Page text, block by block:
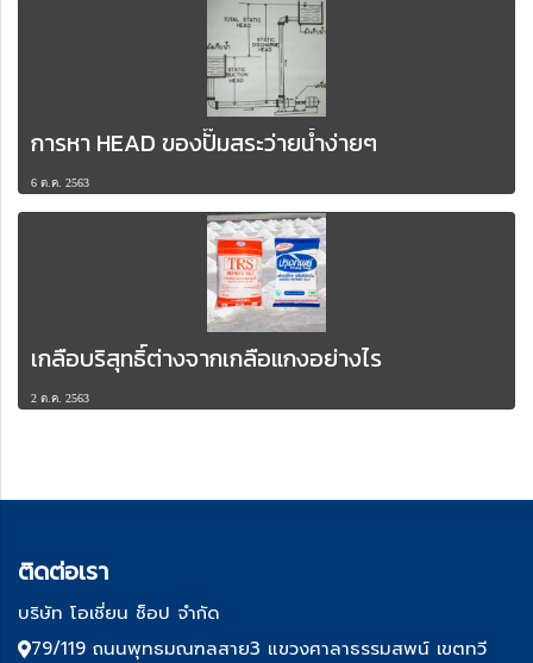
การหา HEAD ของปั๊มสระว่ายน้ำง่ายๆ
6 ต.ค. 2563
เกลือบริสุทธิ์ต่างจากเกลือแกงอย่างไร
2 ต.ค. 2563
ติดต่อเรา
บริษัท โอเชี่ยน ช็อป จำกัด
79/119 ถนนพุทธมณฑลสาย3 แขวงศาลาธรรมสพน์ เขตทวี